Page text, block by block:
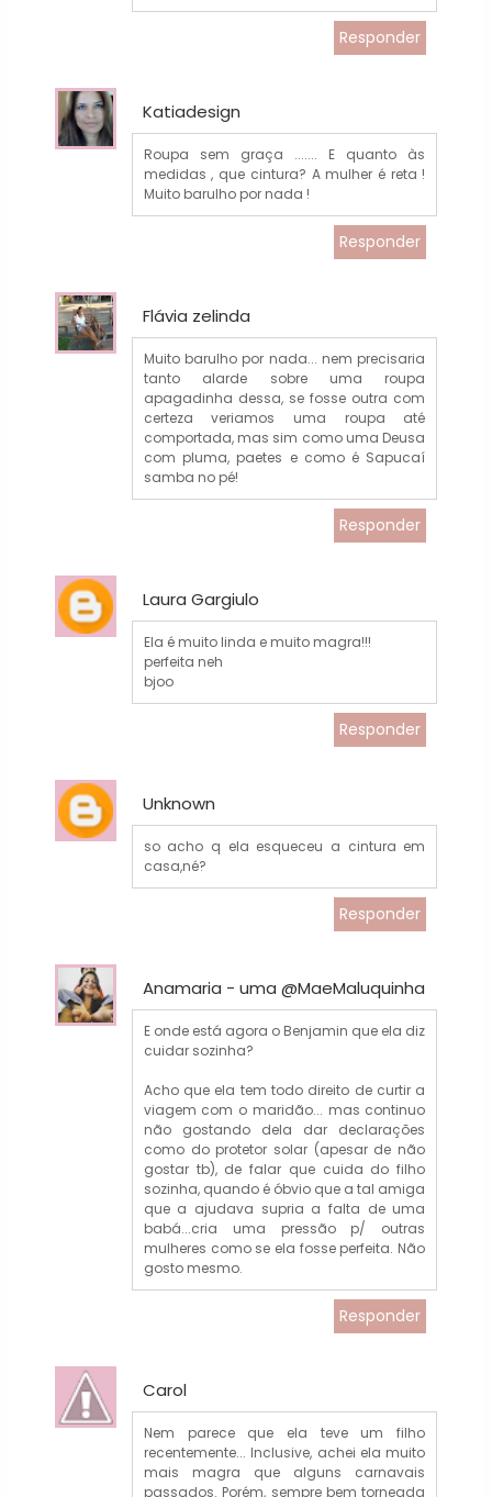
Responder
Katiadesign
Roupa sem graça ....... E quanto às
medidas , que cintura? A mulher é reta !
Muito barulho por nada !
Responder
Flávia zelinda
Muito barulho por nada... nem precisaria
tanto alarde sobre uma roupa
apagadinha dessa, se fosse outra com
certeza veriamos uma roupa até
comportada, mas sim como uma Deusa
com pluma, paetes e como é Sapucaí
samba no pé!
Responder
Laura Gargiulo
Ela é muito linda e muito magra!!!
perfeita neh
bjoo
Responder
Unknown
so acho q ela esqueceu a cintura em
casa,né?
Responder
Anamaria - uma @MaeMaluquinha
E onde está agora o Benjamin que ela diz
cuidar sozinha?
Acho que ela tem todo direito de curtir a
viagem com o maridão... mas continuo
não gostando dela dar declarações
como do protetor solar (apesar de não
gostar tb), de falar que cuida do filho
sozinha, quando é óbvio que a tal amiga
que a ajudava supria a falta de uma
babá...cria uma pressão p/ outras
mulheres como se ela fosse perfeita. Não
gosto mesmo.
Responder
Carol
Nem parece que ela teve um filho
recentemente... Inclusive, achei ela muito
mais magra que alguns carnavais
passados. Porém, sempre bem torneada